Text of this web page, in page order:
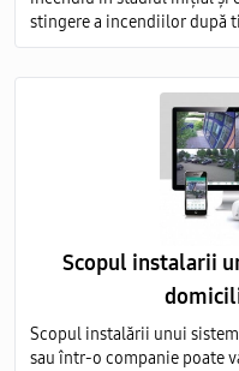
stingere a incendiilor după
aerosoli; apă; pulbere; gaz;
Scopul instalarii
Scopul instalării unui
sau într-o companie poate